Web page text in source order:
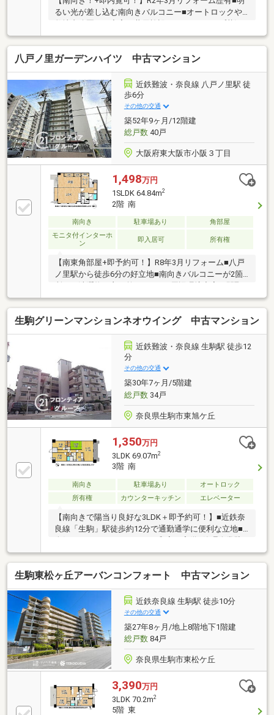
るい光が差し込む南向きバルコニー■オートロックや
店まで徒歩約3分でお買い物に便利です
八戸ノ里ガーデンハイツ 中古マンション
近鉄難波・奈良線 八戸ノ里駅 徒
歩6分
その他の交通
築52年9ヶ月/12階建
総戸数40戸
大阪府東大阪市小阪３丁目
1,498万円
1SLDK 64.84m2
2階 南
南向き 駐車場あり
角部屋
モニタ付インターホ
ン
即入居可 所有権
【南東角部屋+即予約可！】R8年3月リフォーム■八戸
ノ里駅から徒歩6分の好立地■南向きバルコニーが2箇
り変更のご相談も可能です。
生駒グリーンマンションネオウイング 中古マンション
近鉄難波・奈良線 生駒駅 徒歩12
分
その他の交通
築30年7ヶ月/5階建
総戸数34戸
奈良県生駒市東旭ケ丘
1,350万円
3LDK 69.07m2
3階 南
南向き 駐車場あり
オートロック
所有権
カウンターキッチン エレベーター
【南向きで陽当り良好な3LDK＋即予約可！】■近鉄奈
良線「生駒」駅徒歩約12分で通勤通学に便利な立地■
人気のカウンターキッチンや和室を完備■管理人常駐
で毎日の暮らしも安心
生駒東松ヶ丘アーバンコンフォート 中古マンション
近鉄奈良線 生駒駅 徒歩10分
その他の交通
築27年8ヶ月/地上8階地下1階建
総戸数84戸
奈良県生駒市東松ケ丘
3,390万円
3LDK 70.2m2
5階 東